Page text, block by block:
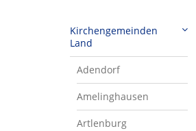
Kirchengemeinden
Land
Adendorf
Amelinghausen
Artlenburg